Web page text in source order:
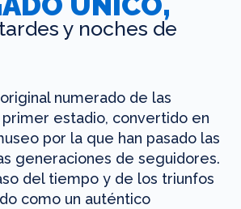
y noches de
numerado de las
primer estadio, convertido en
por la que han pasado las
generaciones de seguidores.
del tiempo y de los triunfos
como un auténtico